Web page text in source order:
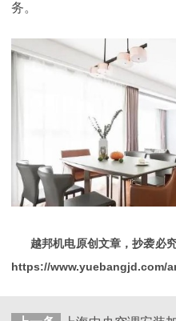
务。
越邦机电原创文章，抄袭必
https://www.yuebangjd.com/